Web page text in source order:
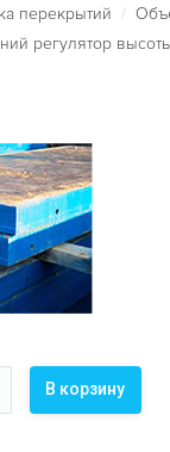
перекрытий
регулятор
В корзину